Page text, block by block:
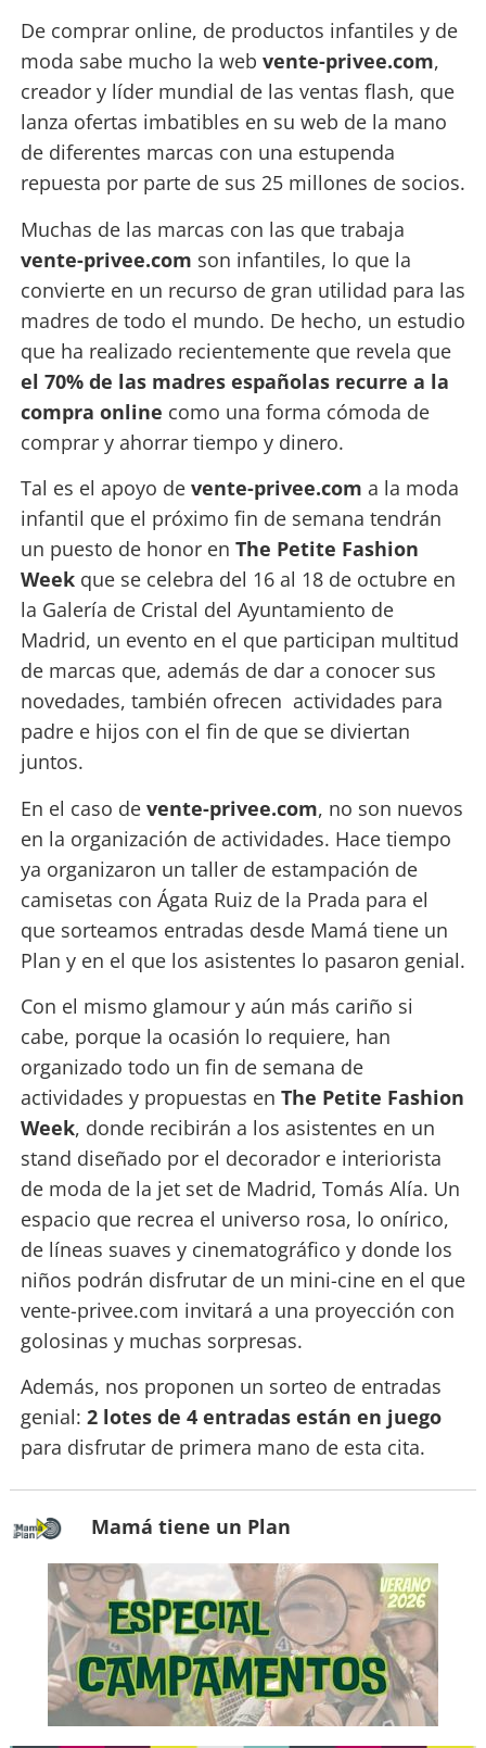
De comprar online, de productos infantiles y de
moda sabe mucho la web vente-privee.com,
creador y líder mundial de las ventas flash, que
lanza ofertas imbatibles en su web de la mano
de diferentes marcas con una estupenda
repuesta por parte de sus 25 millones de socios.
Muchas de las marcas con las que trabaja
vente-privee.com son infantiles, lo que la
convierte en un recurso de gran utilidad para las
madres de todo el mundo. De hecho, un estudio
que ha realizado recientemente que revela que
el 70% de las madres españolas recurre a la
compra online como una forma cómoda de
comprar y ahorrar tiempo y dinero.
Tal es el apoyo de vente-privee.com a la moda
infantil que el próximo fin de semana tendrán
un puesto de honor en The Petite Fashion
Weekque se celebra del 16 al 18 de octubre en
la Galería de Cristal del Ayuntamiento de
Madrid, un evento en el que participan multitud
de marcas que, además de dar a conocer sus
novedades, también ofrecen actividades para
padre e hijos con el fin de que se diviertan
juntos.
En el caso de vente-privee.com, no son nuevos
en la organización de actividades. Hace tiempo
ya organizaron un taller de estampación de
camisetas con Ágata Ruiz de la Prada para el
que sorteamos entradas desde Mamá tiene un
Plan y en el que los asistentes lo pasaron genial.
Con el mismo glamour y aún más cariño si
cabe, porque la ocasión lo requiere, han
organizado todo un fin de semana de
actividades y propuestas en The Petite Fashion
Week, donde recibirán a los asistentes en un
stand diseñado por el decorador e interiorista
de moda de la jet set de Madrid, Tomás Alía. Un
espacio que recrea el universo rosa, lo onírico,
de líneas suaves y cinematográfico y donde los
niños podrán disfrutar de un mini-cine en el que
vente-privee.com invitará a una proyección con
golosinas y muchas sorpresas.
Además, nos proponen un sorteo de entradas
genial: 2 lotes de 4 entradas están en juego
para disfrutar de primera mano de esta cita.
Mamá tiene un Plan